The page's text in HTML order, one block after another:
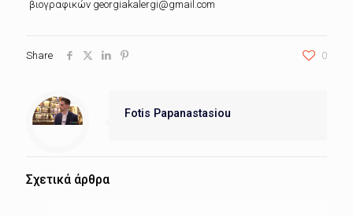
βιογραφικών georgiakalergi@gmail.com
Share 0
Fotis Papanastasiou
Σχετικά άρθρα